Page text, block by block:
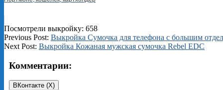
Посмотрели выкройку: 658
2025-
11-
Previous Post: Выкройка Сумочка для телефона с большим
Next Post: Выкройка Кожаная мужская сумочка Rebel EDC
Комментарии:
ВКонтакте (X)